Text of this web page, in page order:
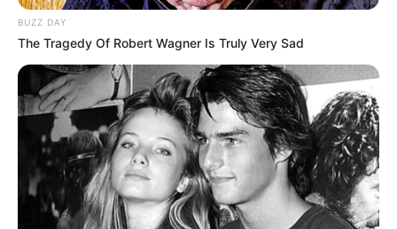
plataformas de Mídias Sociais administrada pelos voluntários da
MNAS - Mobilização Nacional dos Agentes de Saúde
BUZZ DAY
The Tragedy Of Robert Wagner Is Truly Very Sad